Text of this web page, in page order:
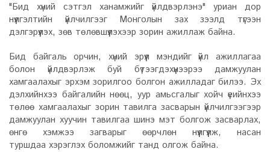
"Бид хүний сэтгэл ханамжийг үйлдвэрлэнэ" уриан дор
нүүлгэлтийн үйлчилгээг Монголын зах зээлд түгээн
дэлгэрүүлэх, зөв төлөвшүүлэхээр зорин ажиллаж байна.
Бид байгаль орчин, хүний эрүүл мэндийг үйл ажиллагаа
болон үйлдвэрлэж буй бүтээгдэхүүнээрээ дамжуулан
хамгаалахыг эрхэм зорилгоо болгон ажилладаг билээ. Эх
дэлхийнхээ байгалийн нөөц, уур амьсгалыг хойч үеийнхээ
төлөө хамгаалахыг зорин тавилга засварын үйлчилгээгээр
дамжуулан хуучин тавилгаа шинэ мэт болгож засварлах,
өнгө хэмжээ загварыг өөрчлөн нүүлгүүлж, насан
туршдаа хэрэглэх боломжийг танд олгож байна.